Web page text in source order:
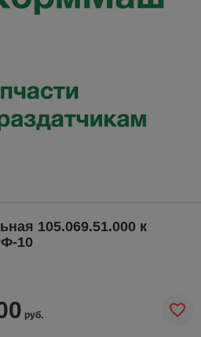
105.069.51.000 к
10
руб.